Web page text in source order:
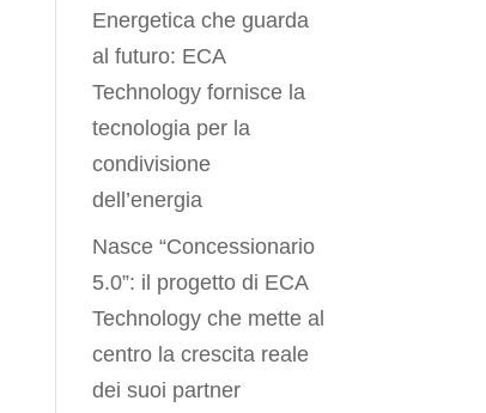
Energetica che guarda
al futuro: ECA
Technology fornisce la
tecnologia per la
condivisione
dell’energia
Nasce “Concessionario
5.0”: il progetto di ECA
Technology che mette al
centro la crescita reale
dei suoi partner